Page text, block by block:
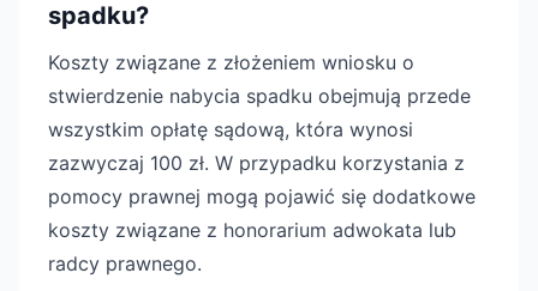
spadku?
Koszty związane z złożeniem wniosku o
stwierdzenie nabycia spadku obejmują przede
wszystkim opłatę sądową, która wynosi
zazwyczaj 100 zł. W przypadku korzystania z
pomocy prawnej mogą pojawić się dodatkowe
koszty związane z honorarium adwokata lub
radcy prawnego.